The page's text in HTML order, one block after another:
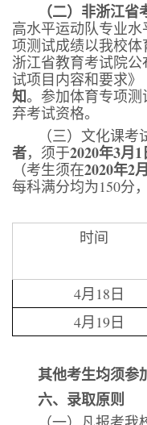
（二）非浙江省
高水平运动队专业
项测试成绩以我校
浙江省教育考试院
试项目内容和要求
知。参加体育专项
弃考试资格。
（三）文化课
者，须于2020年3月
（考生须在2020年2
每科满分均为150分
时间
4月18日
4月19日
其他考生均须参
六、录取原则